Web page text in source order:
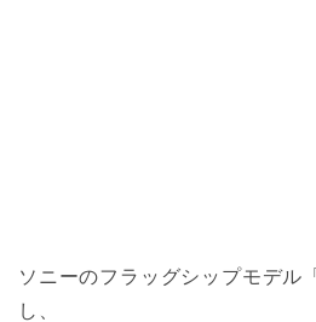
ソニーのフラッグシップモデル「
し、